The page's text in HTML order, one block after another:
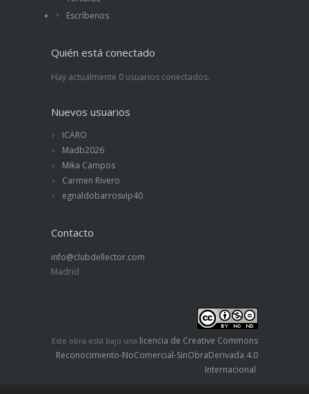
Escríbenos
Quién está conectado
Hay actualmente 0 usuarios conectados.
Nuevos usuarios
ICARO
Madb2026
Mika Campos
Carmen Rivero
egnaldobarrosvip40
Contacto
info@clubdellector.com
Madrid
Este obra está bajo una licencia de Creative Commons
Reconocimiento-NoComercial-SinObraDerivada 4.0
Internacional